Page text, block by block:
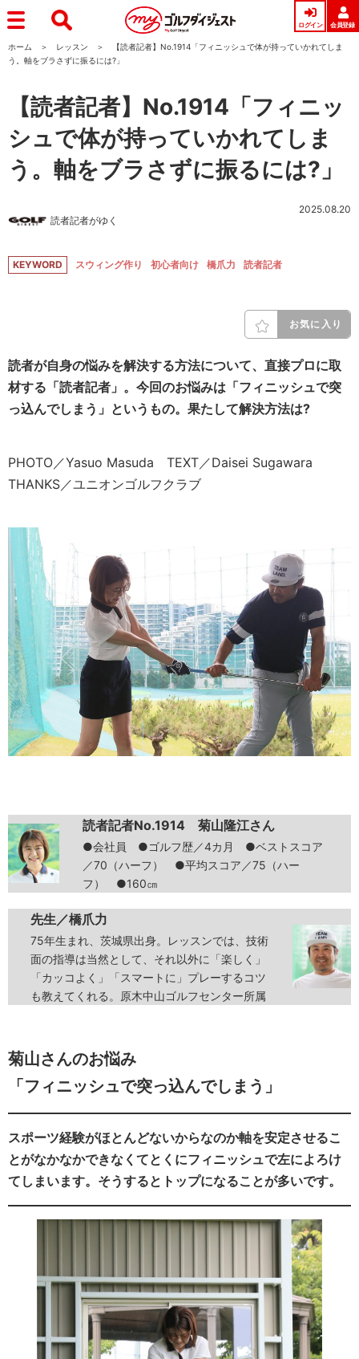
ログイン 会員登録
ホーム レッスン
【読者記者】No.1914「フィニッシュで体が持っていかれてしま
う。軸をブラさずに振るには?」
【読者記者】No.1914「フィニッ
シュで体が持っていかれてしま
う。軸をブラさずに振るには?」
読者記者がゆく
2025.08.20
KEYWORD スウィング作り 初心者向け 橋爪力 読者記者
お気に入り
読者が自身の悩みを解決する方法について、直接プロに取
材する「読者記者」。今回のお悩みは「フィニッシュで突
っ込んでしまう」というもの。果たして解決方法は?
PHOTO／Yasuo Masuda TEXT／Daisei Sugawara
THANKS／ユニオンゴルフクラブ
読者記者No.1914 菊山隆江さん
●会社員 ●ゴルフ歴／4カ月 ●ベストスコア
／70（ハーフ） ●平均スコア／75（ハー
フ） ●160㎝
先生／橋爪力
75年生まれ、茨城県出身。レッスンでは、技術
面の指導は当然として、それ以外に「楽しく」
「カッコよく」「スマートに」プレーするコツ
も教えてくれる。原木中山ゴルフセンター所属
菊山さんのお悩み
「フィニッシュで突っ込んでしまう」
スポーツ経験がほとんどないからなのか軸を安定させるこ
とがなかなかできなくてとくにフィニッシュで左によろけ
てしまいます。そうするとトップになることが多いです。